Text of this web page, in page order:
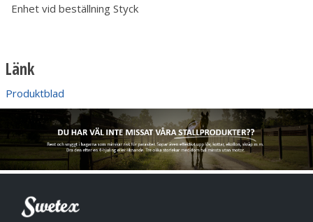
Enhet vid beställning Styck
Länk
Produktblad